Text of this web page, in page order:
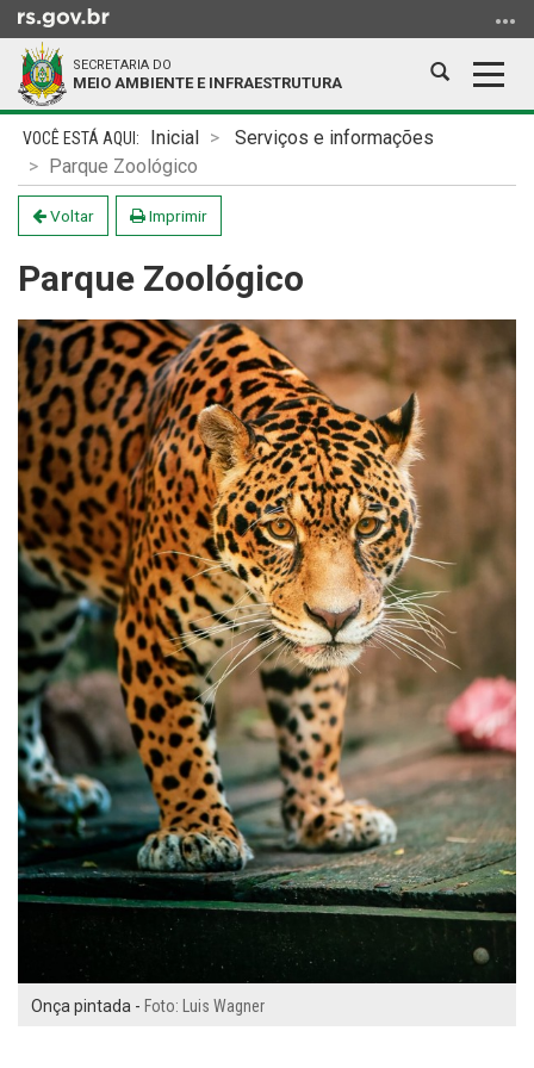
para
conteúdo
menu
para
busca
SECRETARIA DO
MEIO AMBIENTE E INFRAESTRUTURA
Abrir
busca
Início
conteúdo
Inicial
Serviços e informações
Parque Zoológico
Voltar Imprimir
Parque Zoológico
Onça pintada - Foto: Luis Wagner